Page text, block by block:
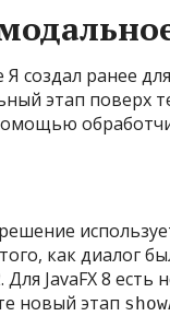
Я создал ранее
этап поверх
как диалог
Для JavaFX 8
новый этап